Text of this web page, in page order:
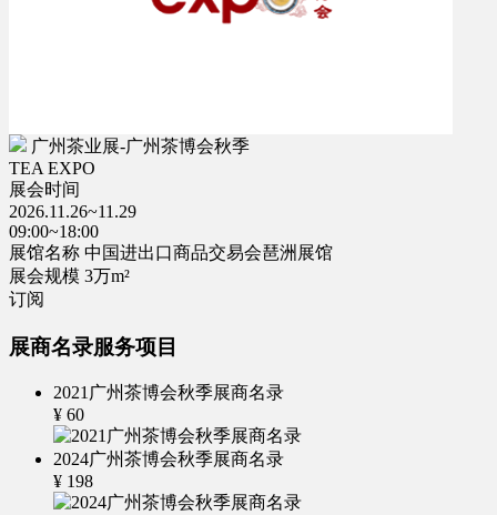
广州茶业展-广州茶博会秋季
TEA EXPO
展会时间
2026.11.26~11.29
09:00~18:00
展馆名称 中国进出口商品交易会琶洲展馆
展会规模 3万m²
订阅
展商名录服务项目
2021广州茶博会秋季展商名录
¥ 60
2024广州茶博会秋季展商名录
¥ 198